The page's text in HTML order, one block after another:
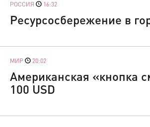
РОССИЯ 16:32
Ресурсосбережение в
МИР 20:02
Американская «кнопка
100 USD